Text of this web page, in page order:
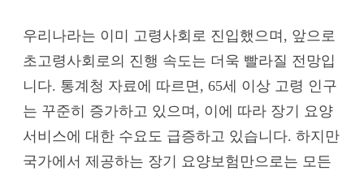
우리나라는 이미 고령사회로 진입했으며, 앞으로
초고령사회로의 진행 속도는 더욱 빨라질 전망입
니다. 통계청 자료에 따르면, 65세 이상 고령 인구
는 꾸준히 증가하고 있으며, 이에 따라 장기 요양
서비스에 대한 수요도 급증하고 있습니다. 하지만
국가에서 제공하는 장기 요양보험만으로는 모든